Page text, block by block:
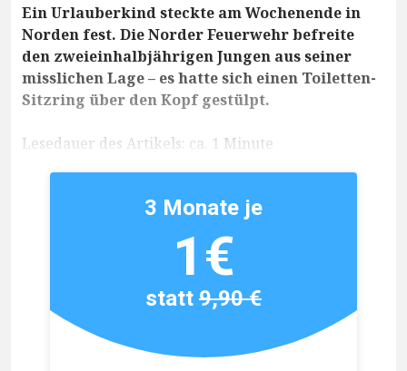
Ein Urlauberkind steckte am Wochenende in
Norden fest. Die Norder Feuerwehr befreite
den zweieinhalbjährigen Jungen aus seiner
misslichen Lage – es hatte sich einen Toiletten-
Sitzring über den Kopf gestülpt.
Lesedauer des Artikels: ca. 1 Minute
3 Monate je
1€
statt9,90 €